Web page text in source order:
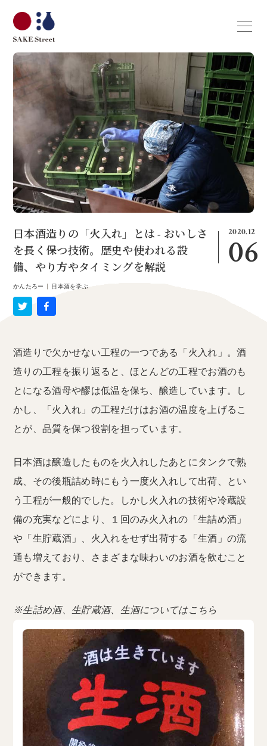
2020.12
06
日本酒造りの「火入れ」とは - おいしさ
を長く保つ技術。歴史や使われる設
備、やり方やタイミングを解説
かんたろー 日本酒を学ぶ
酒造りで欠かせない工程の一つである「火入れ」。酒
造りの工程を振り返ると、ほとんどの工程でお酒のも
とになる酒母や醪は低温を保ち、醸造しています。し
かし、「火入れ」の工程だけはお酒の温度を上げるこ
とが、品質を保つ役割を担っています。
日本酒は醸造したものを火入れしたあとにタンクで熟
成、その後瓶詰め時にもう一度火入れして出荷、とい
う工程が一般的でした。しかし火入れの技術や冷蔵設
備の充実などにより、１回のみ火入れの「生詰め酒」
や「生貯蔵酒」、火入れをせず出荷する「生酒」の流
通も増えており、さまざまな味わいのお酒を飲むこと
ができます。
※生詰め酒、生貯蔵酒、生酒についてはこちら